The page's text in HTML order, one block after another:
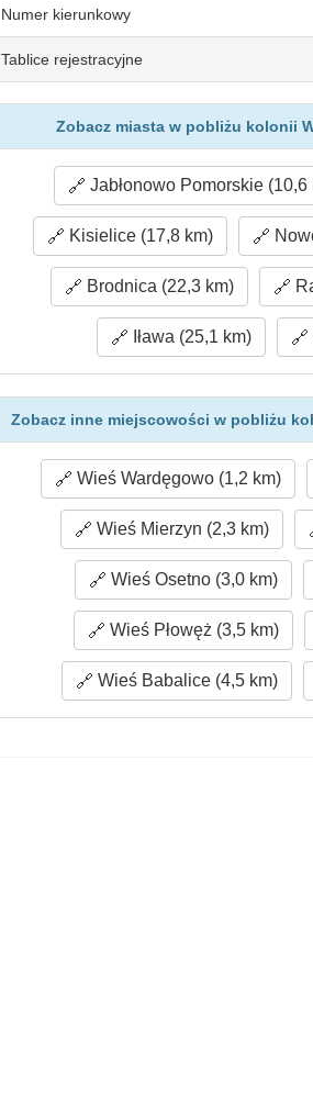
Numer kierunkowy
Tablice rejestracyjne
Zobacz miasta w pobliżu kolonii
Jabłonowo Pomorskie (10,6
Kisielice (17,8 km)
Brodnica (22,3 km)
Iława (25,1 km)
Zobacz inne miejscowości w pobliżu
Wieś Wardęgowo (1,2 km)
Wieś Mierzyn (2,3 km)
Wieś Osetno (3,0 km)
Wieś Płowęż (3,5 km)
Wieś Babalice (4,5 km)